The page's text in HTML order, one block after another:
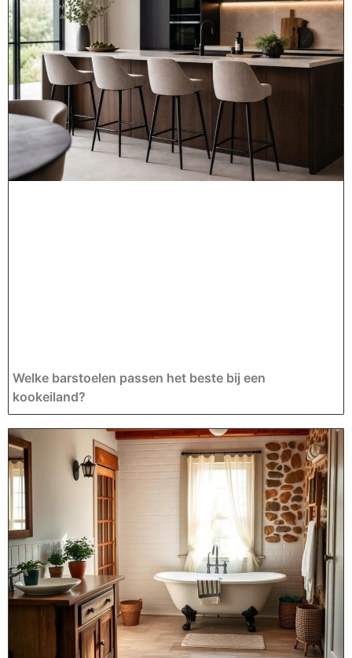
Welke barstoelen passen het beste bij een
kookeiland?